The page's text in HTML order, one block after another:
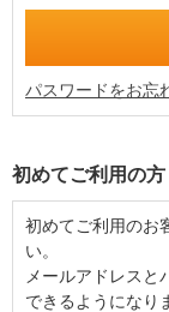
パスワードをお忘
初めてご利用の
初めてご利用のお
い。
メールアドレスと
できるようになり